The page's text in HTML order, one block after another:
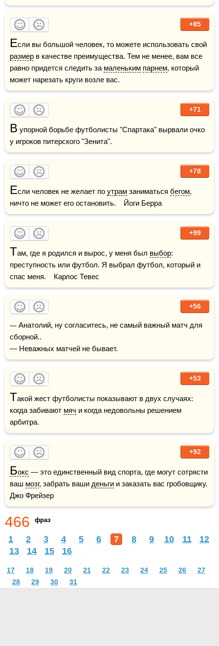
+85
Е
размер в качестве преимущества. Тем не менее, вам все
равно придется следить за маленьким парнем, который
может нарезать круги возле вас.
+71
В упорной борьбе футболисты "Спартака" вырвали очко
у игроков питерского "Зенита".
+78
Если человек не желает по утрам заниматься бегом,
ничто не может его остановить.    Йоги Берра
+99
Там, где я родился и вырос, у меня был выбор:
преступность или футбол. Я выбрал футбол, который и
спас меня.    Карлос Тевес
+56
— Анатолий, ну согласитесь, не самый важный матч для
сборной..
— Неважных матчей не бывает.
+53
Такой жест футболисты показывают в двух случаях:
когда забивают мяч и когда недовольны решением
арбитра.
+92
Бокс — это единственный вид спорта, где могут сотрясти
ваш мозг, забрать ваши деньги и заказать вас гробовщику.
Джо Фрейзер
466 фраз
1 2 3 4 5 6 7 8 9 10 11
12
13
14 15 16
17 18 19 20 21 22 23 24 25 26
27
28
29 30 31